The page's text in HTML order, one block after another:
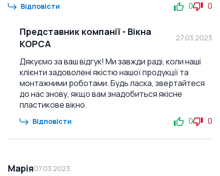
Відповісти 0 0
Представник компанії - Вікна
КОРСА
27.03.2023
Дякуємо за ваш відгук! Ми завжди раді, коли наші
клієнти задоволені якістю нашої продукції та
монтажними роботами. Будь ласка, звертайтеся
до нас знову, якщо вам знадобиться якісне
пластикове вікно.
Відповісти 0 0
Марія07.03.2023